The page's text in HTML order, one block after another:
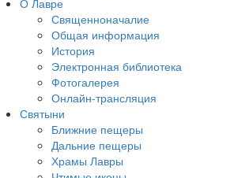
О Лавре
Священноначалие
Общая информация
История
Электронная библиотека
Фотогалерея
Онлайн-трансляция
Святыни
Ближние пещеры
Дальние пещеры
Храмы Лавры